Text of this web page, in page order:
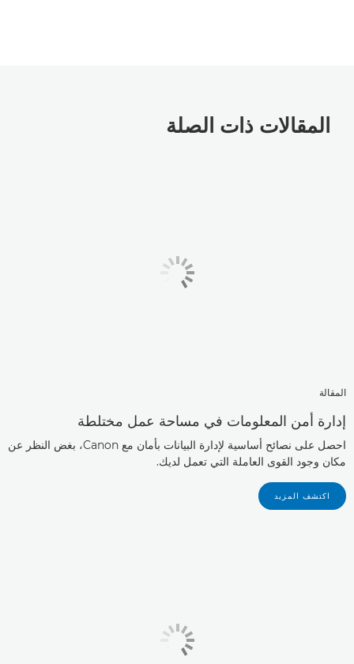
المقالات ذات الصلة
المقالة
إدارة أمن المعلومات في مساحة عمل مختلطة
احصل على نصائح أساسية لإدارة البيانات بأمان مع Canon، بغض النظر عن
مكان وجود القوى العاملة التي تعمل لديك.
اكتشف المزيد